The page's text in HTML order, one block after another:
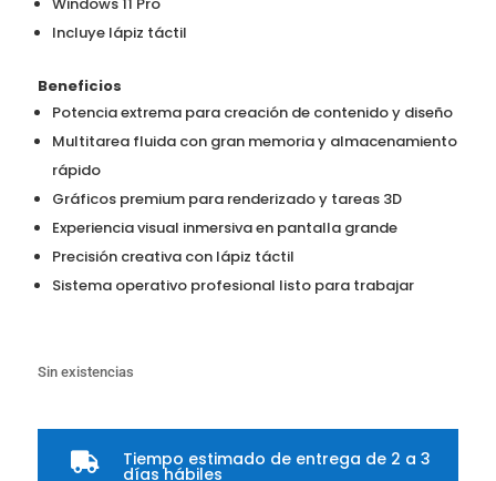
Incluye lápiz táctil
Beneficios
Potencia extrema para creación de contenido y diseño
Multitarea fluida con gran memoria y almacenamiento
rápido
Gráficos premium para renderizado y tareas 3D
Experiencia visual inmersiva en pantalla grande
Precisión creativa con lápiz táctil
Sistema operativo profesional listo para trabajar
Sin existencias
 Tiempo estimado de entrega de 2 a 3
días hábiles